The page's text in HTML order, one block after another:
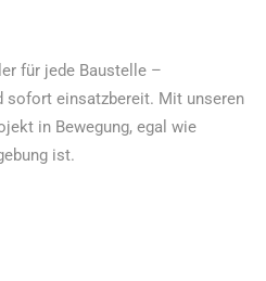
für jede Baustelle –
sofort einsatzbereit. Mit unseren
in Bewegung, egal wie
ist.